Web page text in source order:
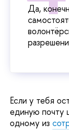
Да,
Если у тебя
единую почту
одному из